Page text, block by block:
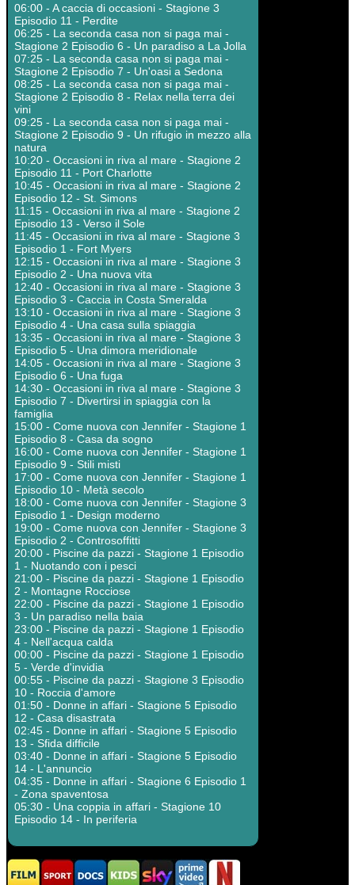
06:00 - A caccia di occasioni - Stagione 3
Episodio 11 - Perdite
06:25 - La seconda casa non si paga mai -
Stagione 2 Episodio 6 - Un paradiso a La Jolla
07:25 - La seconda casa non si paga mai -
Stagione 2 Episodio 7 - Un'oasi a Sedona
08:25 - La seconda casa non si paga mai -
Stagione 2 Episodio 8 - Relax nella terra dei
vini
09:25 - La seconda casa non si paga mai -
Stagione 2 Episodio 9 - Un rifugio in mezzo alla
natura
10:20 - Occasioni in riva al mare - Stagione 2
Episodio 11 - Port Charlotte
10:45 - Occasioni in riva al mare - Stagione 2
Episodio 12 - St. Simons
11:15 - Occasioni in riva al mare - Stagione 2
Episodio 13 - Verso il Sole
11:45 - Occasioni in riva al mare - Stagione 3
Episodio 1 - Fort Myers
12:15 - Occasioni in riva al mare - Stagione 3
Episodio 2 - Una nuova vita
12:40 - Occasioni in riva al mare - Stagione 3
Episodio 3 - Caccia in Costa Smeralda
13:10 - Occasioni in riva al mare - Stagione 3
Episodio 4 - Una casa sulla spiaggia
13:35 - Occasioni in riva al mare - Stagione 3
Episodio 5 - Una dimora meridionale
14:05 - Occasioni in riva al mare - Stagione 3
Episodio 6 - Una fuga
14:30 - Occasioni in riva al mare - Stagione 3
Episodio 7 - Divertirsi in spiaggia con la
famiglia
15:00 - Come nuova con Jennifer - Stagione 1
Episodio 8 - Casa da sogno
16:00 - Come nuova con Jennifer - Stagione 1
Episodio 9 - Stili misti
17:00 - Come nuova con Jennifer - Stagione 1
Episodio 10 - Metà secolo
18:00 - Come nuova con Jennifer - Stagione 3
Episodio 1 - Design moderno
19:00 - Come nuova con Jennifer - Stagione 3
Episodio 2 - Controsoffitti
20:00 - Piscine da pazzi - Stagione 1 Episodio
1 - Nuotando con i pesci
21:00 - Piscine da pazzi - Stagione 1 Episodio
2 - Montagne Rocciose
22:00 - Piscine da pazzi - Stagione 1 Episodio
3 - Un paradiso nella baia
23:00 - Piscine da pazzi - Stagione 1 Episodio
4 - Nell'acqua calda
00:00 - Piscine da pazzi - Stagione 1 Episodio
5 - Verde d'invidia
00:55 - Piscine da pazzi - Stagione 3 Episodio
10 - Roccia d'amore
01:50 - Donne in affari - Stagione 5 Episodio
12 - Casa disastrata
02:45 - Donne in affari - Stagione 5 Episodio
13 - Sfida difficile
03:40 - Donne in affari - Stagione 5 Episodio
14 - L'annuncio
04:35 - Donne in affari - Stagione 6 Episodio 1
- Zona spaventosa
05:30 - Una coppia in affari - Stagione 10
Episodio 14 - In periferia